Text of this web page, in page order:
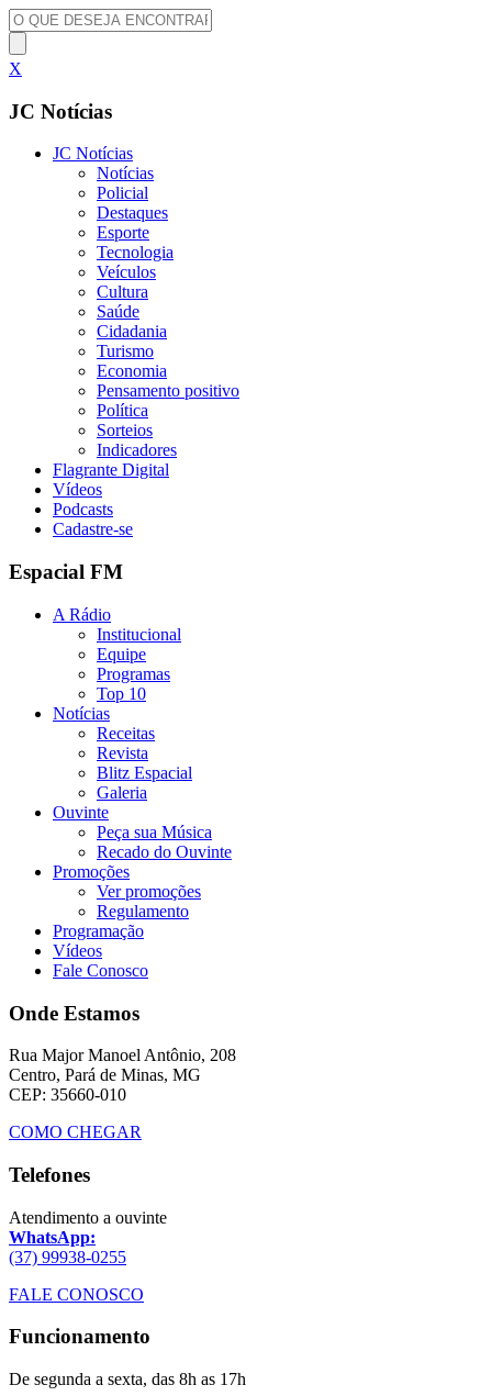
X
JC Notícias
JC Notícias
Notícias
Policial
Destaques
Esporte
Tecnologia
Veículos
Cultura
Saúde
Cidadania
Turismo
Economia
Pensamento positivo
Política
Sorteios
Indicadores
Flagrante Digital
Vídeos
Podcasts
Cadastre-se
Espacial FM
A Rádio
Institucional
Equipe
Programas
Top 10
Notícias
Receitas
Revista
Blitz Espacial
Galeria
Ouvinte
Peça sua Música
Recado do Ouvinte
Promoções
Ver promoções
Regulamento
Programação
Vídeos
Fale Conosco
Onde Estamos
Rua Major Manoel Antônio, 208
Centro, Pará de Minas, MG
CEP: 35660-010
COMO CHEGAR
Telefones
Atendimento a ouvinte
WhatsApp:
(37) 99938-0255
FALE CONOSCO
Funcionamento
De segunda a sexta, das 8h as 17h